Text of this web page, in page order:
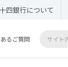
四銀行について
るご質問